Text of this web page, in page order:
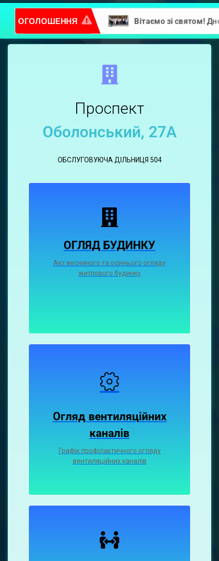
ОГОЛОШЕННЯ
Проспект
Оболонський, 27А
ОБСЛУГОВУЮЧА ДІЛЬНИЦЯ 504
ОГЛЯД БУДИНКУ
Акт весняного та осіннього огляду
житлового будинку
Огляд вентиляційних
каналiв
Графiк профiлактичного огляду
вентиляцiйних каналiв